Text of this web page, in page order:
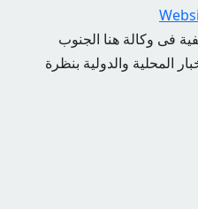
فى وكالة هنا الجنوب
المحلية والدولية بنظرة